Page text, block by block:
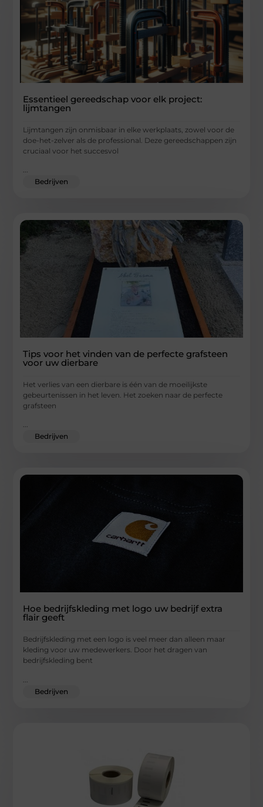
Essentieel gereedschap voor elk project:
lijmtangen
Lijmtangen zijn onmisbaar in elke werkplaats, zowel voor de
doe-het-zelver als de professional. Deze gereedschappen zijn
cruciaal voor het succesvol
...
Bedrijven
Tips voor het vinden van de perfecte grafsteen
voor uw dierbare
Het verlies van een dierbare is één van de moeilijkste
gebeurtenissen in het leven. Het zoeken naar de perfecte
grafsteen
...
Bedrijven
Hoe bedrijfskleding met logo uw bedrijf extra
flair geeft
Bedrijfskleding met een logo is veel meer dan alleen maar
kleding voor uw medewerkers. Door het dragen van
bedrijfskleding bent
Bedrijven